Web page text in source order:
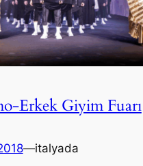
Erkek Giyim Fuarı
—italyada